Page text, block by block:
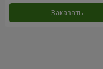
Заказать